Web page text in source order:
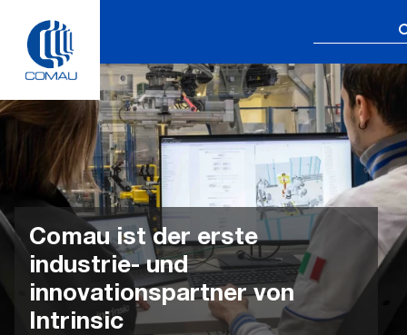
content
Comau ist der erste
industrie- und
innovationspartner von
Intrinsic